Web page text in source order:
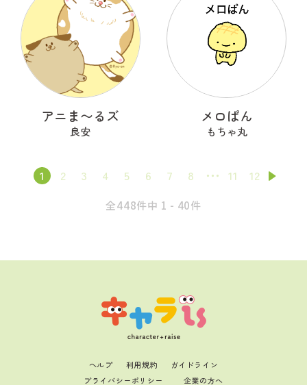
アニま〜るズ
良安
メロぱん
もちゃ丸
1 2 3 4 5 6 7 8 11 12
全448件中 1 - 40件
ヘルプ 利用規約
ガイドライン
プライバシーポリシー
企業の方へ